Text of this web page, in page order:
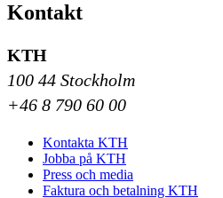
Kontakt
KTH
100 44 Stockholm
+46 8 790 60 00
Kontakta KTH
Jobba på KTH
Press och media
Faktura och betalning KTH